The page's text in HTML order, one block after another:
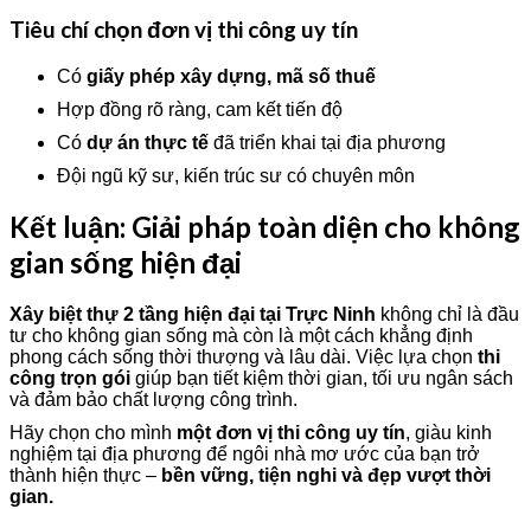
Tiêu chí chọn đơn vị thi công uy tín
Có giấy phép xây dựng, mã số thuế
Hợp đồng rõ ràng, cam kết tiến độ
Có dự án thực tế đã triển khai tại địa phương
Đội ngũ kỹ sư, kiến trúc sư có chuyên môn
Kết luận: Giải pháp toàn diện cho không
gian sống hiện đại
Xây biệt thự 2 tầng hiện đại tại Trực Ninh không chỉ là đầu
tư cho không gian sống mà còn là một cách khẳng định
phong cách sống thời thượng và lâu dài. Việc lựa chọn thi
công trọn gói giúp bạn tiết kiệm thời gian, tối ưu ngân sách
và đảm bảo chất lượng công trình.
Hãy chọn cho mình một đơn vị thi công uy tín, giàu kinh
nghiệm tại địa phương để ngôi nhà mơ ước của bạn trở
thành hiện thực – bền vững, tiện nghi và đẹp vượt thời
gian.